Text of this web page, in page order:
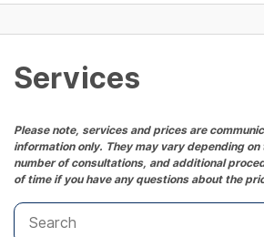
Services
Please note, services and prices are
information only. They may vary depending
number of consultations, and additional
of time if you have any questions about the